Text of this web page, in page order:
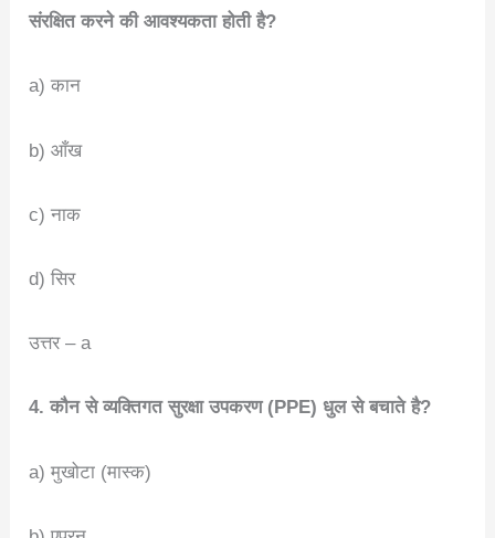
संरक्षित करने की आवश्यकता होती है?
a) कान
b) आँख
c) नाक
d) सिर
उत्तर – a
4. कौन से व्यक्तिगत सुरक्षा उपकरण (PPE) धुल से बचाते है?
a) मुखोटा (मास्क)